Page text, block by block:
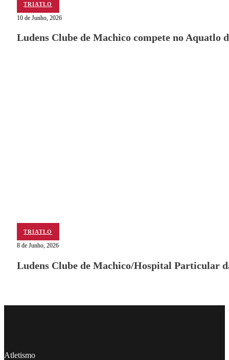
TRIATLO
10 de Junho, 2026
Ludens Clube de Machico compete no Aquatlo
TRIATLO
8 de Junho, 2026
Ludens Clube de Machico/Hospital Particular
Atletismo